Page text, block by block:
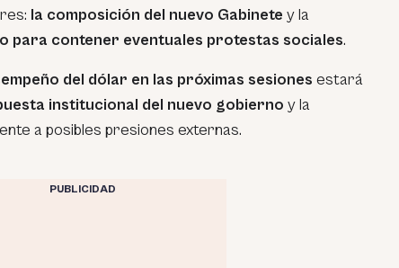
la composición del nuevo Gabinete y la
para contener eventuales protestas sociales.
del dólar en las próximas sesiones estará
institucional del nuevo gobierno y la
a posibles presiones externas.
PUBLICIDAD